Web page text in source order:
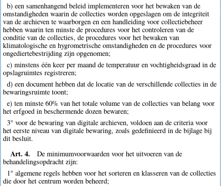
b) een samenhangend beleid implementeren voor het bewaken van de
omstandigheden waarin de collecties worden opgeslagen om de integriteit
van de archieven te waarborgen en een handleiding voor collectiebeheer
hebben waarin ten minste de procedures voor het controleren van de
conditie van de collecties, de procedures voor het bewaken van
klimatologische en hygrometrische omstandigheden en de procedures voor
ongediertebestrijding zijn opgenomen;
c) minstens één keer per maand de temperatuur en vochtigheidsgraad in de
opslagruimtes registreren;
d) een document hebben dat de locatie van de verschillende collecties in de
bewaringsruimte toont;
e) ten minste 60% van het totale volume van de collecties van belang voor
het erfgoed in beschermende dozen bewaren;
3° voor de bewaring van digitale archieven, voldoen aan de criteria voor
het eerste niveau van digitale bewaring, zoals gedefinieerd in de bijlage bij
dit besluit.
Art. 4.
De minimumvoorwaarden voor het uitvoeren van de
behandelingsopdracht zijn:
1° algemene regels hebben voor het sorteren en klasseren van de collecties
die door het centrum worden beheerd;